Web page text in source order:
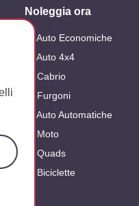
Noleggia ora
Auto Economiche
Auto 4x4
Cabrio
Furgoni
Auto Automatiche
Moto
Quads
Biciclette